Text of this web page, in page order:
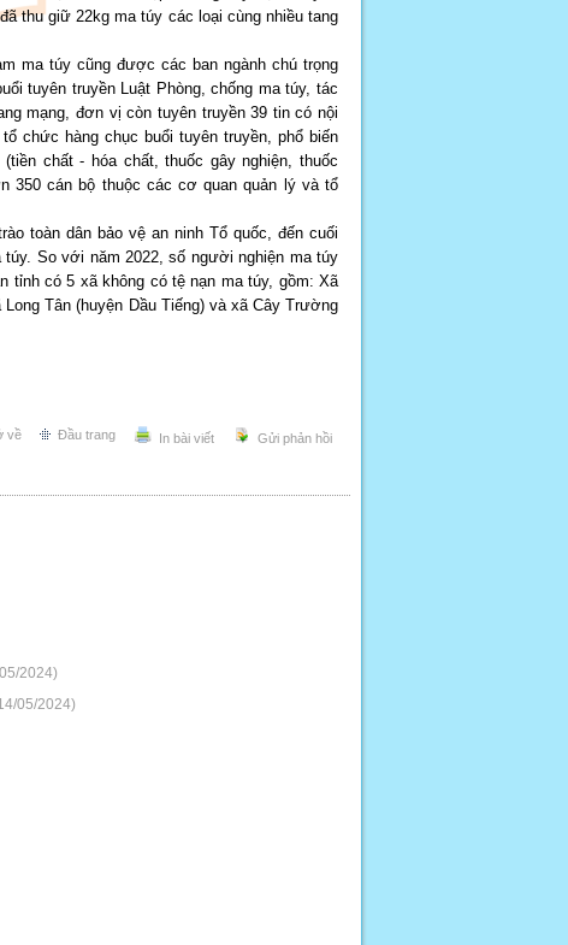
thu giữ 22kg ma túy các loại cùng nhiều tang
ma túy cũng được các ban ngành chú trọng
tuyên truyền Luật Phòng, chống ma túy, tác
mạng, đơn vị còn tuyên truyền 39 tin có nội
chức hàng chục buổi tuyên truyền, phổ biến
chất - hóa chất, thuốc gây nghiện, thuốc
350 cán bộ thuộc các cơ quan quản lý và tổ
toàn dân bảo vệ an ninh Tổ quốc, đến cuối
So với năm 2022, số người nghiện ma túy
tỉnh có 5 xã không có tệ nạn ma túy, gồm: Xã
Tân (huyện Dầu Tiếng) và xã Cây Trường
Gửi phản hồi
In bài viết
Đầu trang
về
2024)
05/2024)